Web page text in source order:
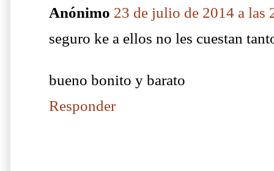
Anónimo 23 de julio de 2014 a las
seguro ke a ellos no les cuestan
bueno bonito y barato
Responder